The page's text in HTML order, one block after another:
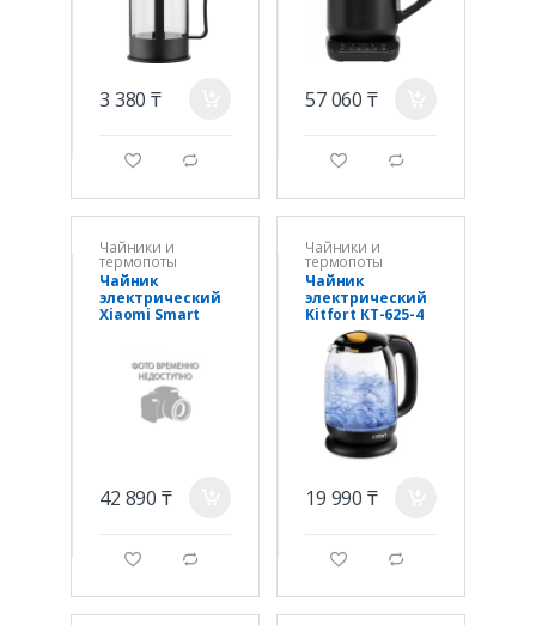
3 380 ₸
g d
57 060 ₸
g d
Чайники и
термопоты
Чайник
электрический
Xiaomi Smart
42 890 ₸
g d
Чайники и
термопоты
Чайник
электрический
Kitfort КТ-625-4
желтый
19 990 ₸
g d